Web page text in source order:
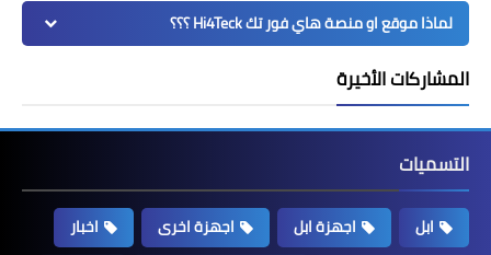
لماذا موقع او منصة هاي فور تك Hi4Teck ؟؟؟
المشاركات الأخيرة
التسميات
ابل اجهزة ابل اجهزة اخرى
اخبار